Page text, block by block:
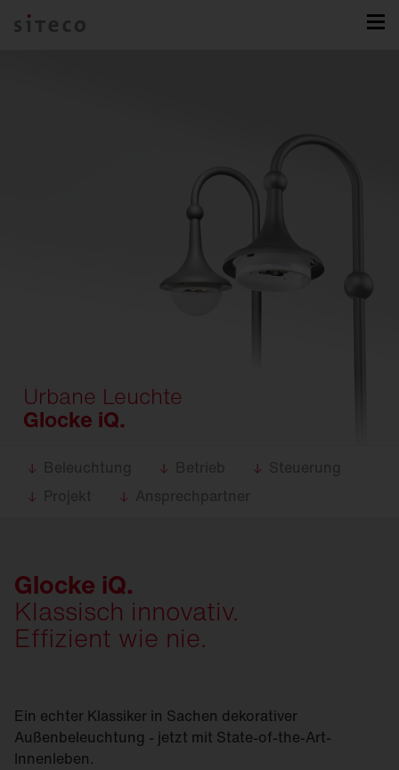
Urbane Leuchte
Glocke iQ.
Beleuchtung Betrieb
Steuerung
Projekt
Ansprechpartner
Glocke iQ.
Klassisch innovativ.
Effizient wie nie.
Ein echter Klassiker in Sachen dekorativer
Außenbeleuchtung - jetzt mit State-of-the-Art-
Innenleben.